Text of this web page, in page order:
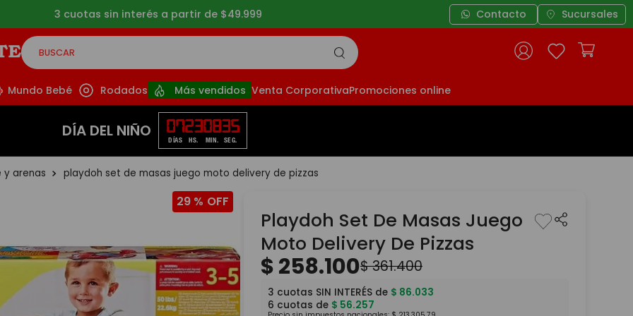
3 cuotas sin interés a partir de $49.999 Contacto Sucursales
BUSCAR
Mundo Bebé Rodados Más vendidos Venta CorporativaPromociones online
DÍA DEL NIÑO 07
DÍAS
23
HS.
08
MIN.
34
SEG.
y arenas playdoh set de masas juego moto delivery de pizzas
29 %
Playdoh Set De Masas Juego
Moto Delivery De Pizzas
$258.100$361.400
3 cuotas SIN INTERÉS de $ 86.033
6 cuotas de $ 56.257